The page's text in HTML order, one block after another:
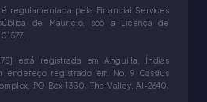
é regulamentada pela Financial Services
de Maurício, sob a Licença de
está registrada em Anguilla, Índias
endereço registrado em No. 9 Cassius
PO Box 1330, The Valley, AI-2640,